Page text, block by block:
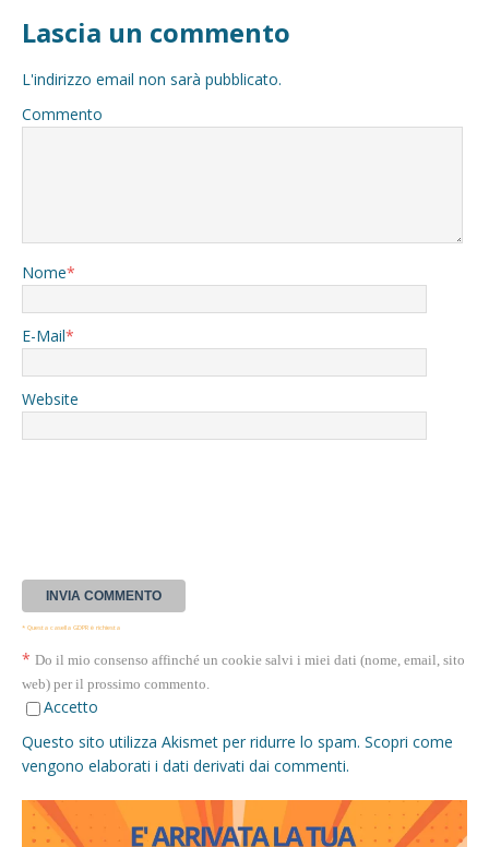
Lascia un commento
L'indirizzo email non sarà pubblicato.
Commento
Nome*
E-Mail*
Website
* Questa casella GDPR è richiesta
* Do il mio consenso affinché un cookie salvi i miei dati (nome, email, sito
web) per il prossimo commento.
Accetto
Questo sito utilizza Akismet per ridurre lo spam. Scopri come
vengono elaborati i dati derivati dai commenti.